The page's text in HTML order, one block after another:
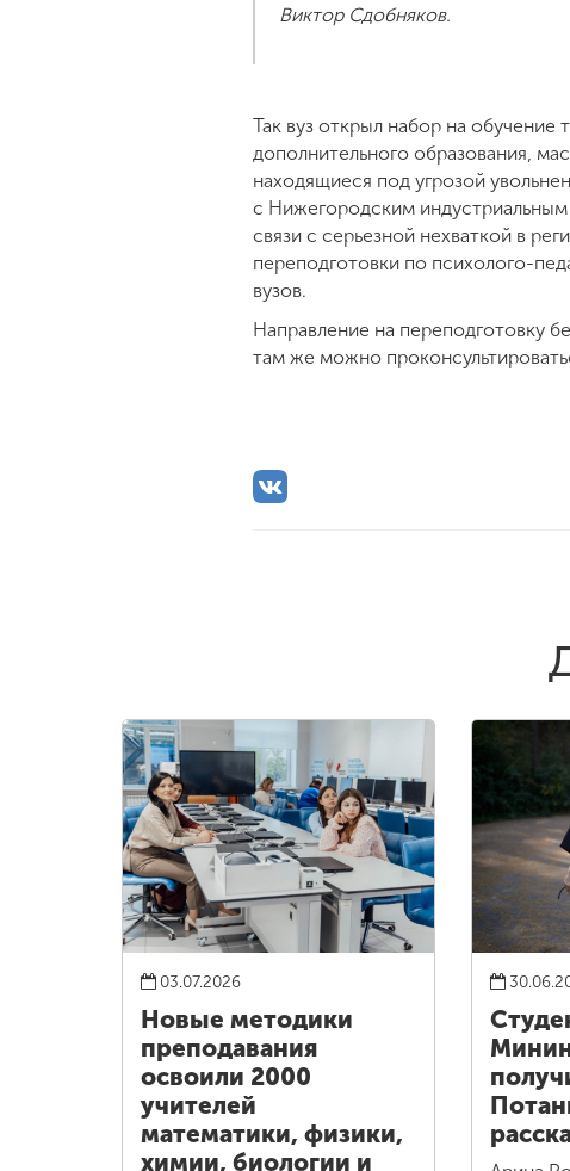
Виктор Сдобняков.
Так вуз открыл набор на обучение
дополнительного образования,
находящиеся под угрозой
с Нижегородским
связи с серьезной нехваткой в
переподготовки по психолого-
вузов.
Направление на переподготовку
там же можно
03.07.2026
Новые методики
преподавания
освоили 2000
учителей
математики, физики,
химии, биологии и